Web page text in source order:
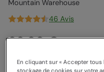
Mountain Warehouse
46 Avis
32,99 €
Voir comment nos prix sont
En cliquant sur « Accepter tous